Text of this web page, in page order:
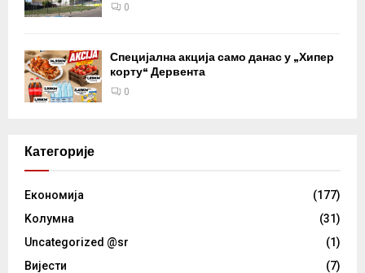
0
Специјална акција само данас у „Хипер
корту“ Дервента
0
Категорије
Eкономија
(177)
Kолумнa
(31)
Uncategorized @sr
(1)
Вијести
(7)